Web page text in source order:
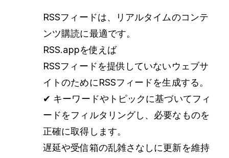
RSSフィードは、リアルタイムのコンテ
ンツ購読に最適です。
RSS.appを使えば
RSSフィードを提供していないウェブサ
イトのためにRSSフィードを生成する。
✔ キーワードやトピックに基づいてフィ
ードをフィルタリングし、必要なものを
正確に取得します。
遅延や受信箱の乱雑さなしに更新を維持